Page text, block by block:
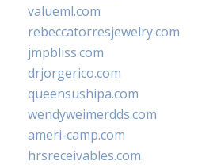
valueml.com
rebeccatorresjewelry.com
jmpbliss.com
drjorgerico.com
queensushipa.com
wendyweimerdds.com
ameri-camp.com
hrsreceivables.com